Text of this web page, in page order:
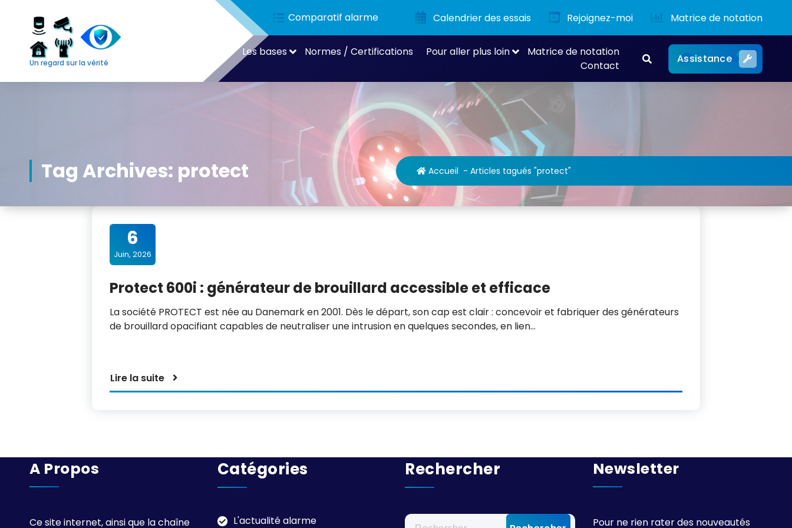
content
Comparatif alarme Calendrier des essais Rejoignez-moi Matrice de notation
Un regard sur la vérité
Les bases Normes / Certifications Pour aller plus loin
Matrice de notation
Contact
Assistance
Tag Archives: protect Accueil - Articles tagués "protect"
6
Juin, 2026
Protect 600i : générateur de brouillard accessible et efficace
La société PROTECT est née au Danemark en 2001. Dès le départ, son cap est clair : concevoir et fabriquer des générateurs
de brouillard opacifiant capables de neutraliser une intrusion en quelques secondes, en lien…
Lire la suite
A Propos
Ce site internet, ainsi que la chaîne
Catégories
L'actualité alarme
Rechercher
Rechercher :
Newsletter
Pour ne rien rater des nouveautés